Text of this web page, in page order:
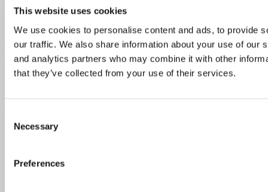
This website uses cookies
We use cookies to personalise content and ads, to provide
our traffic. We also share information about your use of our
and analytics partners who may combine it with other
that they’ve collected from your use of their services.
Selection
Necessary
Preferences
Follow:
Recent Posts